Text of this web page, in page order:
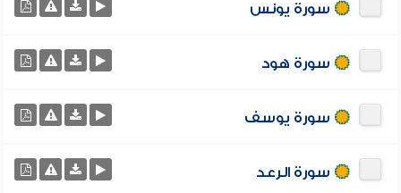
سورة يونس
سورة هود
سورة يوسف
سورة الرعد